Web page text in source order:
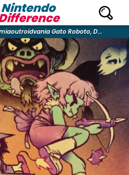
Gato Roboto, D...